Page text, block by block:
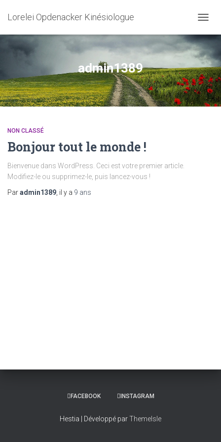
Lorelei Opdenacker Kinésiologue
admin1389
NON CLASSÉ
Bonjour tout le monde !
Bienvenue dans WordPress. Ceci est votre premier article.
Modifiez-le ou supprimez-le, puis lancez-vous !
Paradmin1389 , il y a 9 ans
FACEBOOK INSTAGRAM
Hestia | Développé parThemeIsle